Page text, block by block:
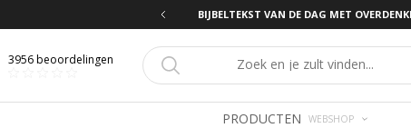
BIJBELTEKST VAN DE DAG MET OVERDENKING 📖
3956beoordelingen
PRODUCTEN WEBSHOP